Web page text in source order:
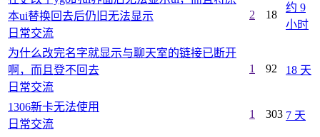
本ui替换回去后仍旧无法显示
日常交流
2 18
约 9
小时
为什么改完名字就显示与聊天室的链接已断开
啊，而且登不回去
日常交流
1 92 18 天
1306新卡无法使用
日常交流
1 303 7 天